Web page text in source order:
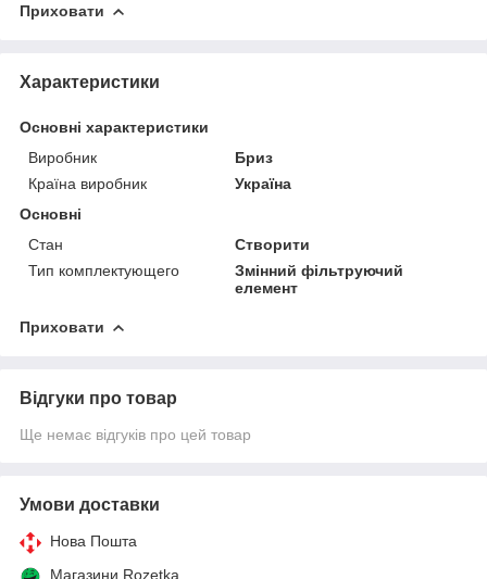
Приховати
Характеристики
Основні характеристики
Виробник
Бриз
Країна виробник
Україна
Основні
Стан
Створити
Тип комплектующего
Змінний фільтруючий
елемент
Приховати
Відгуки про товар
Ще немає відгуків про цей товар
Умови доставки
Нова Пошта
Магазини Rozetka